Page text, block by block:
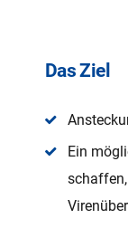
Das Ziel
Ein